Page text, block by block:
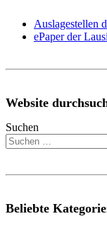
Auslagestellen
ePaper der
Website
Suchen
Beliebte